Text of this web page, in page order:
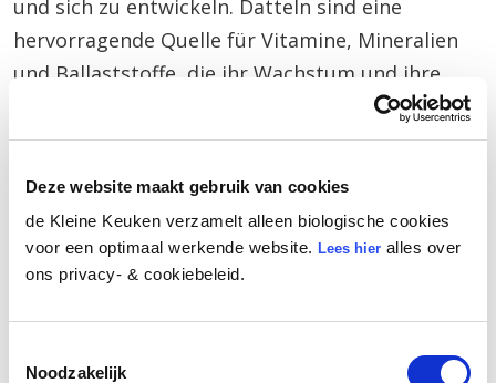
Deze website maakt gebruik van cookies
de Kleine Keuken verzamelt alleen biologische cookies
voor een optimaal werkende website. Lees hier alles over
ons privacy- & cookiebeleid.
Noodzakelijk
und sich zu entwickeln. Datteln sind eine
hervorragende Quelle für Vitamine, Mineralien
und Ballaststoffe, die ihr Wachstum und ihre